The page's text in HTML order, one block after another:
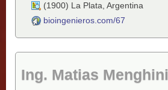
(1900) La Plata Argentina
bioingenieros.com/67
Ing. Matias Menghini